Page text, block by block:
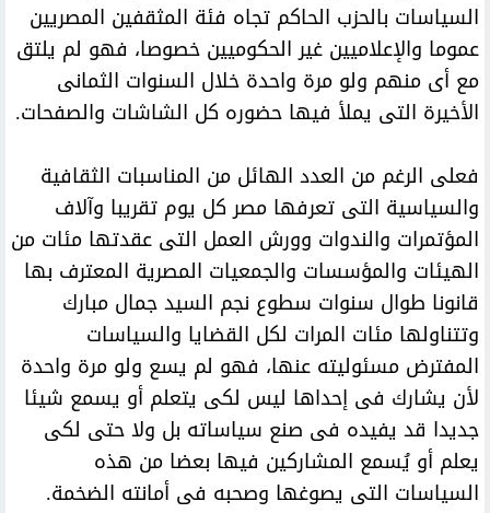
السياسات بالحزب الحاكم تجاه فئة المثقفين المصريين
عموما والإعلاميين غير الحكوميين خصوصا، فهو لم يلتق
مع أى منهم ولو مرة واحدة خلال السنوات الثمانى
الأخيرة التى يملأ فيها حضوره كل الشاشات والصفحات.
فعلى الرغم من العدد الهائل من المناسبات الثقافية
والسياسية التى تعرفها مصر كل يوم تقريبا وآلاف
المؤتمرات والندوات وورش العمل التى عقدتها مئات من
الهيئات والمؤسسات والجمعيات المصرية المعترف بها
قانونا طوال سنوات سطوع نجم السيد جمال مبارك
وتتناولها مئات المرات لكل القضايا والسياسات
المفترض مسئوليته عنها، فهو لم يسع ولو مرة واحدة
لأن يشارك فى إحداها ليس لكى يتعلم أو يسمع شيئا
جديدا قد يفيده فى صنع سياساته بل ولا حتى لكى
يعلم أو يُسمع المشاركين فيها بعضا من هذه
السياسات التى يصوغها وصحبه فى أمانته الضخمة.